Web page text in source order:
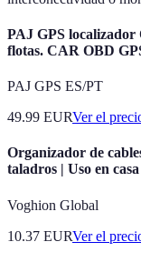
PAJ GPS localizador
flotas. CAR OBD
PAJ GPS ES/PT
49.99 EURVer el
Organizador de
taladros | Uso en
Voghion Global
10.37 EURVer el